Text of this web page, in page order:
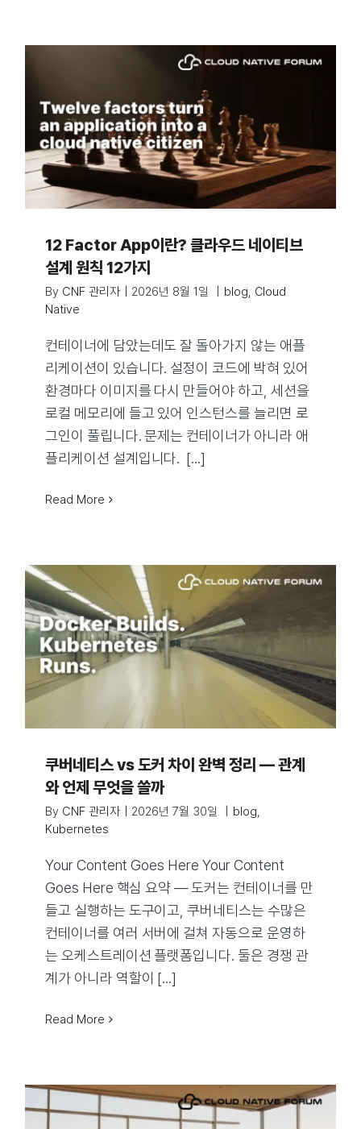
12 Factor App이란? 클라우드 네이티브
설계 원칙 12가지
By CNF 관리자 2026년 8월 1일 blog, Cloud
Native
컨테이너에 담았는데도 잘 돌아가지 않는 애플
리케이션이 있습니다. 설정이 코드에 박혀 있어
환경마다 이미지를 다시 만들어야 하고, 세션을
로컬 메모리에 들고 있어 인스턴스를 늘리면 로
그인이 풀립니다. 문제는 컨테이너가 아니라 애
플리케이션 설계입니다. [...]
Read More
쿠버네티스 vs 도커 차이 완벽 정리 — 관계
와 언제 무엇을 쓸까
By CNF 관리자 2026년 7월 30일 blog,
Kubernetes
Your Content Goes Here Your Content
Goes Here 핵심 요약 — 도커는 컨테이너를 만
들고 실행하는 도구이고, 쿠버네티스는 수많은
컨테이너를 여러 서버에 걸쳐 자동으로 운영하
는 오케스트레이션 플랫폼입니다. 둘은 경쟁 관
계가 아니라 역할이 [...]
Read More